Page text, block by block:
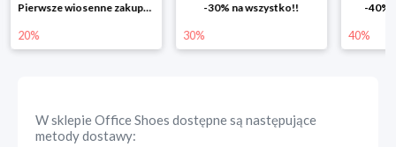
Pierwsze wiosenne zakupy -20%
20%
-30% na wszystko!!
30%
-40%
40%
W sklepieOffice Shoes dostępne są następujące
metody dostawy: